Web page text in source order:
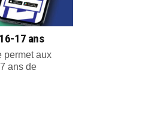
17 ans
permet aux
ans de